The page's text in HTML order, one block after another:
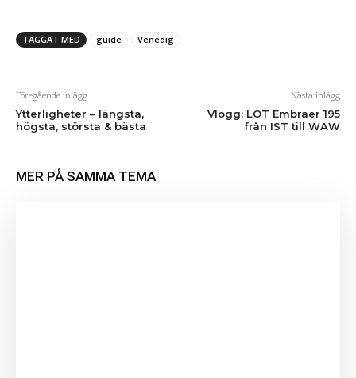
TAGGAT MED guide Venedig
Föregående inlägg
Ytterligheter – längsta,
högsta, största & bästa
Nästa inlägg
Vlogg: LOT Embraer 195
från IST till WAW
MER PÅ SAMMA TEMA